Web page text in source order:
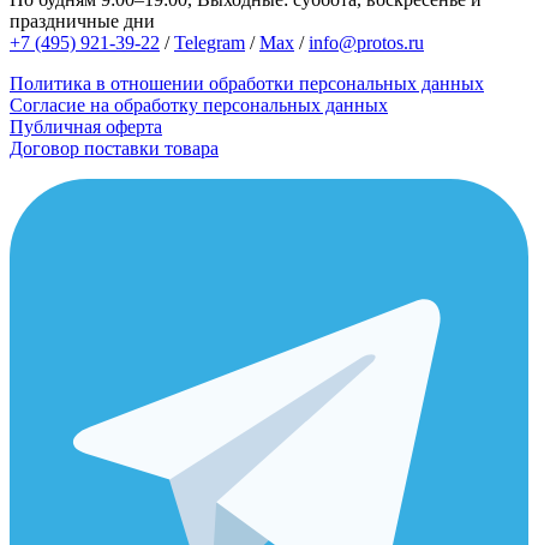
праздничные дни
+7 (495) 921-39-22 /Telegram /Max /info@protos.ru
Политика в отношении обработки персональных данных
Согласие на обработку персональных данных
Публичная оферта
Договор поставки товара